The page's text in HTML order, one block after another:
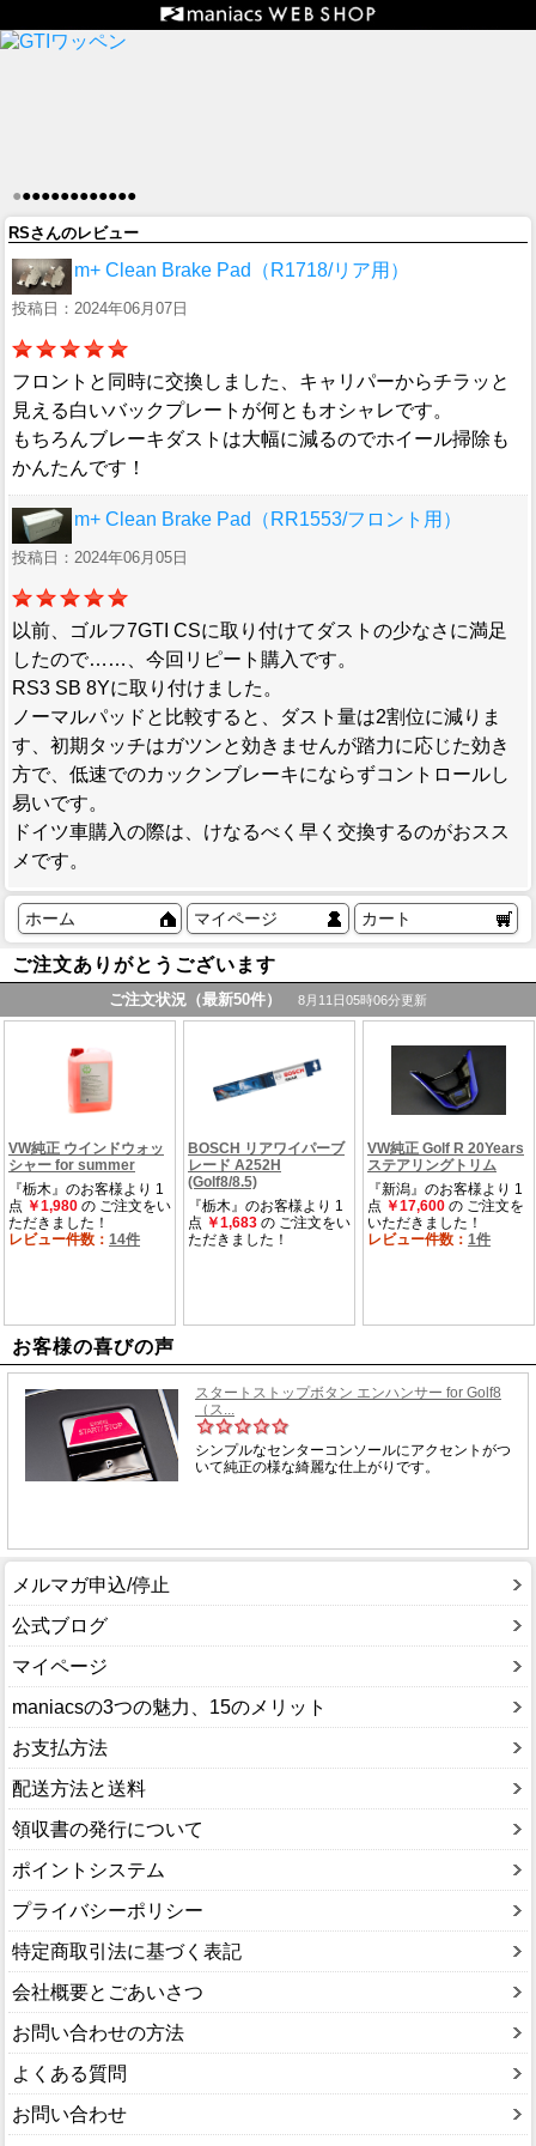
●●●●●●●●●●●●●
RSさんのレビュー
m+ Clean Brake Pad（R1718/リア用）
投稿日：2024年06月07日
フロントと同時に交換しました、キャリパーからチラッと
見える白いバックプレートが何ともオシャレです。
もちろんブレーキダストは大幅に減るのでホイール掃除も
かんたんです！
m+ Clean Brake Pad（RR1553/フロント用）
投稿日：2024年06月05日
以前、ゴルフ7GTI CSに取り付けてダストの少なさに満足
したので……、今回リピート購入です。
RS3 SB 8Yに取り付けました。
ノーマルパッドと比較すると、ダスト量は2割位に減りま
す、初期タッチはガツンと効きませんが踏力に応じた効き
方で、低速でのカックンブレーキにならずコントロールし
易いです。
ドイツ車購入の際は、けなるべく早く交換するのがおスス
メです。
ホーム マイページ カート
ご注文ありがとうございます
お客様の喜びの声
メルマガ申込/停止
公式ブログ
マイページ
maniacsの3つの魅力、15のメリット
お支払方法
配送方法と送料
領収書の発行について
ポイントシステム
プライバシーポリシー
特定商取引法に基づく表記
会社概要とごあいさつ
お問い合わせの方法
よくある質問
お問い合わせ